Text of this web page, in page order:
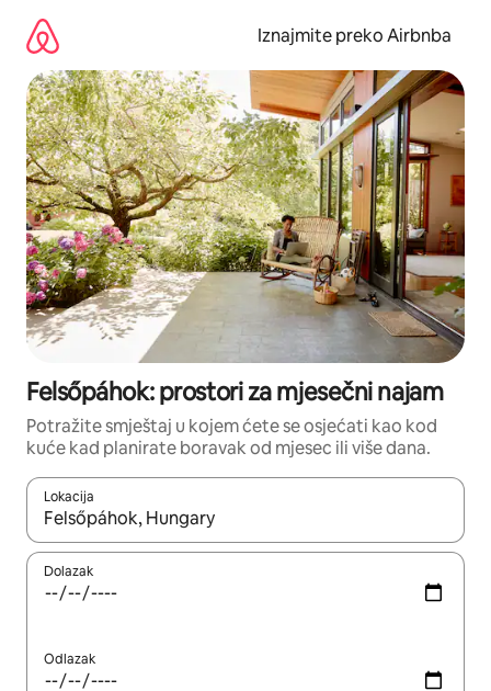
sadržaj
Iznajmite preko Airbnba
Felsőpáhok: prostori za mjesečni najam
Potražite smještaj u kojem ćete se osjećati kao kod
kuće kad planirate boravak od mjesec ili više dana.
Lokacija
Kada budu dostupni rezultati, moći ćete ih pregledati
Dolazak
Odlazak